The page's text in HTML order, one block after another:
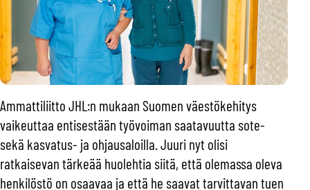
Ammattiliitto JHL:n mukaan Suomen väestökehitys
vaikeuttaa entisestään työvoiman saatavuutta sote-
sekä kasvatus- ja ohjausaloilla. Juuri nyt olisi
ratkaisevan tärkeää huolehtia siitä, että olemassa oleva
henkilöstö on osaavaa ja että he saavat tarvittavan tuen